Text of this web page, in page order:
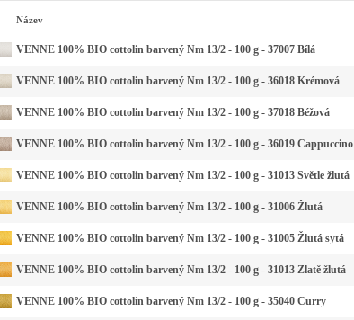
Název
VENNE 100% BIO cottolin barvený Nm 13/2 - 100 g - 37007 Bílá
VENNE 100% BIO cottolin barvený Nm 13/2 - 100 g - 36018 Krémová
VENNE 100% BIO cottolin barvený Nm 13/2 - 100 g - 37018 Béžová
VENNE 100% BIO cottolin barvený Nm 13/2 - 100 g - 36019 Cappuccino
VENNE 100% BIO cottolin barvený Nm 13/2 - 100 g - 31013 Světle žlutá
VENNE 100% BIO cottolin barvený Nm 13/2 - 100 g - 31006 Žlutá
VENNE 100% BIO cottolin barvený Nm 13/2 - 100 g - 31005 Žlutá sytá
VENNE 100% BIO cottolin barvený Nm 13/2 - 100 g - 31013 Zlatě žlutá
VENNE 100% BIO cottolin barvený Nm 13/2 - 100 g - 35040 Curry